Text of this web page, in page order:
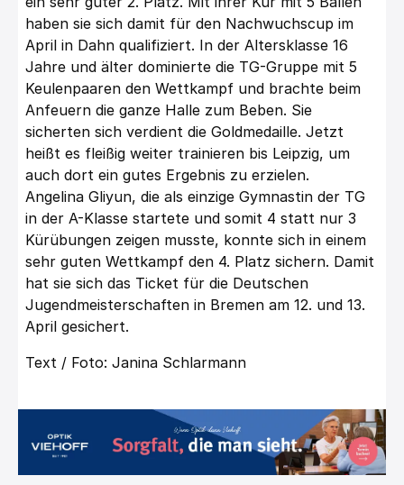
haben sie sich damit für den Nachwuchscup im
April in Dahn qualifiziert. In der Altersklasse 16
Jahre und älter dominierte die TG-Gruppe mit 5
Keulenpaaren den Wettkampf und brachte beim
Anfeuern die ganze Halle zum Beben. Sie
sicherten sich verdient die Goldmedaille. Jetzt
heißt es fleißig weiter trainieren bis Leipzig, um
auch dort ein gutes Ergebnis zu erzielen.
Angelina Gliyun, die als einzige Gymnastin der TG
in der A-Klasse startete und somit 4 statt nur 3
Kürübungen zeigen musste, konnte sich in einem
sehr guten Wettkampf den 4. Platz sichern. Damit
hat sie sich das Ticket für die Deutschen
Jugendmeisterschaften in Bremen am 12. und 13.
April gesichert.
Text / Foto: Janina Schlarmann